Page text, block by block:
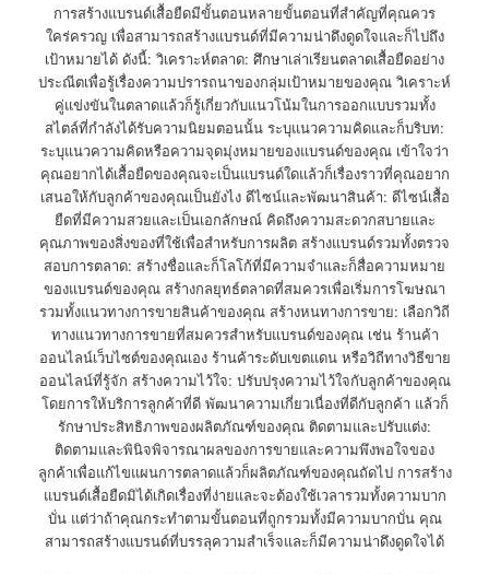
การสร้างแบรนด์เสื้อยืดมีขั้นตอนหลายขั้นตอนที่สำคัญที่คุณควร
ใคร่ครวญ เพื่อสามารถสร้างแบรนด์ที่มีความน่าดึงดูดใจและก็ไปถึง
เป้าหมายได้ ดังนี้: วิเคราะห์ตลาด: ศึกษาเล่าเรียนตลาดเสื้อยืดอย่าง
ประณีตเพื่อรู้เรื่องความปรารถนาของกลุ่มเป้าหมายของคุณ วิเคราะห์
คู่แข่งขันในตลาดแล้วก็รู้เกี่ยวกับแนวโน้มในการออกแบบรวมทั้ง
สไตล์ที่กำลังได้รับความนิยมตอนนั้น ระบุแนวความคิดและก็บริบท:
ระบุแนวความคิดหรือความจุดมุ่งหมายของแบรนด์ของคุณ เข้าใจว่า
คุณอยากได้เสื้อยืดของคุณจะเป็นแบรนด์ใดแล้วก็เรื่องราวที่คุณอยาก
เสนอให้กับลูกค้าของคุณเป็นยังไง ดีไซน์และพัฒนาสินค้า: ดีไซน์เสื้อ
ยืดที่มีความสวยและเป็นเอกลักษณ์ คิดถึงความสะดวกสบายและ
คุณภาพของสิ่งของที่ใช้เพื่อสำหรับการผลิต สร้างแบรนด์รวมทั้งตรวจ
สอบการตลาด: สร้างชื่อและก็โลโก้ที่มีความจำและก็สื่อความหมาย
ของแบรนด์ของคุณ สร้างกลยุทธ์ตลาดที่สมควรเพื่อเริ่มการโฆษณา
รวมทั้งแนวทางการขายสินค้าของคุณ สร้างหนทางการขาย: เลือกวิถี
ทางแนวทางการขายที่สมควรสำหรับแบรนด์ของคุณ เช่น ร้านค้า
ออนไลน์เว็บไซต์ของคุณเอง ร้านค้าระดับเขตแดน หรือวิถีทางวิธีขาย
ออนไลน์ที่รู้จัก สร้างความไว้ใจ: ปรับปรุงความไว้ใจกับลูกค้าของคุณ
โดยการให้บริการลูกค้าที่ดี พัฒนาความเกี่ยวเนื่องที่ดีกับลูกค้า แล้วก็
รักษาประสิทธิภาพของผลิตภัณฑ์ของคุณ ติดตามและปรับแต่ง:
ติดตามและพินิจพิจารณาผลของการขายและความพึงพอใจของ
ลูกค้าเพื่อแก้ไขแผนการตลาดแล้วก็ผลิตภัณฑ์ของคุณถัดไป การสร้าง
แบรนด์เสื้อยืดมิได้เกิดเรื่องที่ง่ายและจะต้องใช้เวลารวมทั้งความบาก
บั่น แต่ว่าถ้าคุณกระทำตามขั้นตอนที่ถูกรวมทั้งมีความบากบั่น คุณ
สามารถสร้างแบรนด์ที่บรรลุความสำเร็จและก็มีความน่าดึงดูดใจได้